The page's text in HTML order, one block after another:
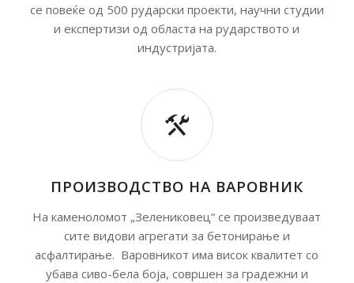
се повеќе од 500 рударски проекти, научни студии
и експертизи од областа на рударството и
индустријата.
ПРОИЗВОДСТВО НА ВАРОВНИК
На каменоломот „Зелениковец“ се произведуваат
сите видови агрегати за бетонирање и
асфалтирање. Варовникот има висок квалитет со
убава сиво-бела боја, совршен за градежни и